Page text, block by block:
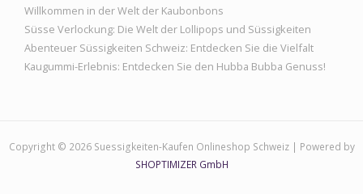
Willkommen in der Welt der Kaubonbons
Süsse Verlockung: Die Welt der Lollipops und Süssigkeiten
Abenteuer Süssigkeiten Schweiz: Entdecken Sie die Vielfalt
Kaugummi-Erlebnis: Entdecken Sie den Hubba Bubba Genuss!
Copyright © 2026 Suessigkeiten-Kaufen Onlineshop Schweiz | Powered by
SHOPTIMIZER GmbH